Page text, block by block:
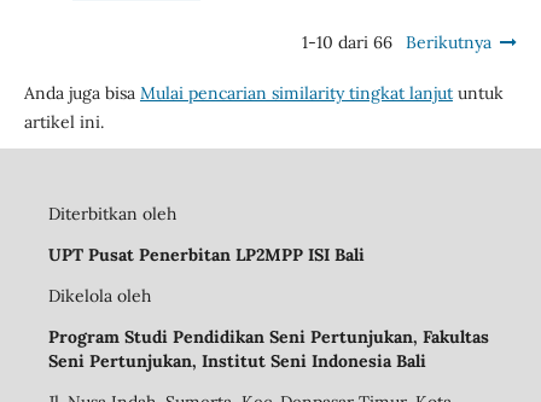
1-10 dari 66 Berikutnya
Anda juga bisa Mulai pencarian similarity tingkat lanjutuntuk
artikel ini.
Diterbitkan oleh
UPT Pusat Penerbitan LP2MPP ISI Bali
Dikelola oleh
Program Studi Pendidikan Seni Pertunjukan, Fakultas
Seni Pertunjukan, Institut Seni Indonesia Bali